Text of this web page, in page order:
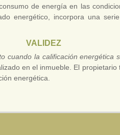
de energía en las
energético, incorpora una
VALIDEZ
cuando la calificación energética
en el inmueble. El
energética.